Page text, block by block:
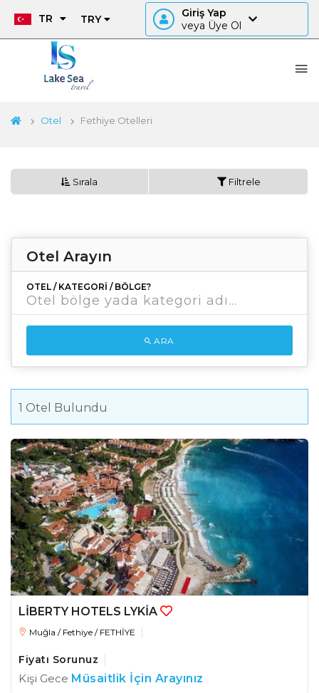
TR TRY
Giriş Yap
veya Üye Ol
Otel Fethiye Otelleri
Sırala Filtrele
Otel Arayın
OTEL / KATEGORI / BÖLGE?
ARA
1 Otel Bulundu
LİBERTY HOTELS LYKİA
Muğla / Fethiye / FETHİYE
Fiyatı Sorunuz
Kişi Gece Müsaitlik İçin Arayınız